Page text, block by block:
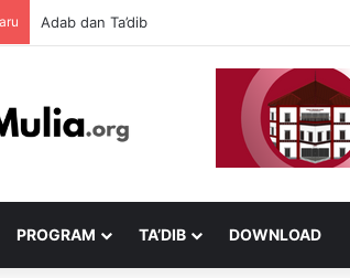
KIAM#50 | Kalam dan Qaulan fil Qur’an
PROGRAM TA’DIB DOWNLOAD